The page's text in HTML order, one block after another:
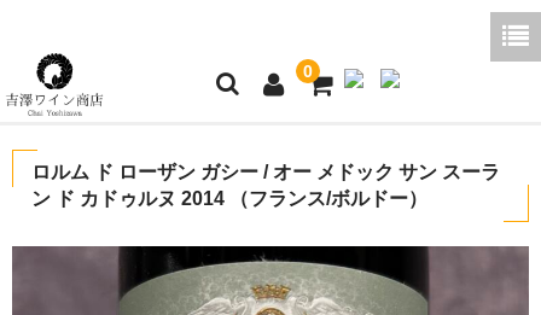
0
ご利用ガイド
ロルム ド ローザン ガシー / オー メドック サン スーラ
ン ド カドゥルヌ 2014 （フランス/ボルドー）